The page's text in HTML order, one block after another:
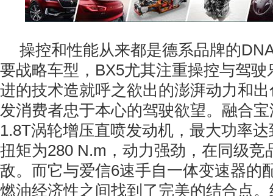
操控和性能从来都是德系品牌的
要战略车型，BX5尤其注重操控与驾
进的技术造就呼之欲出的澎湃动力和
发消费者忠于本心的驾驶欲望。融合
1.8T涡轮增压直喷发动机，最大功率
扭矩为280 N.m，动力强劲，在同级竞
敌。而它与爱信6速手自一体变速器的
燃油经济性之间找到了完美的结合点